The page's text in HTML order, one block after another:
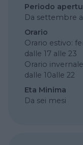
Periodo
Da settembre
Orario
Orario estivo:
dalle 17 alle 23
Orario
dalle 10alle 22
Eta Minima
Da sei mesi